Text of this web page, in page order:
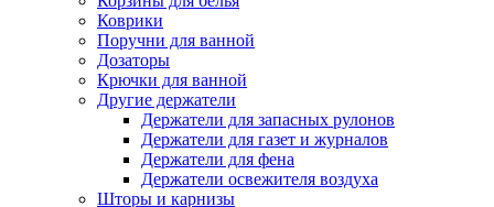
Коврики
Поручни для ванной
Дозаторы
Крючки для ванной
Другие держатели
Держатели для запасных рулонов
Держатели для газет и журналов
Держатели для фена
Держатели освежителя воздуха
Шторы и карнизы